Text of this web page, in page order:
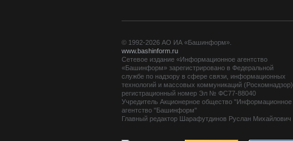
© 1992-2026 АО ИА «Башинформ».
www.bashinform.ru
Сетевое издание «Информационное агентство
«Башинформ» зарегистрировано в Федеральной
службе по надзору в сфере связи, информационных
технологий и массовых коммуникаций (Роскомнадзор),
регистрационный номер Эл № ФС77-88040
Учредитель Акционерное общество "Информационное
агентство "Башинформ"
Главный редактор Шарафутдинов Руслан Михайлович